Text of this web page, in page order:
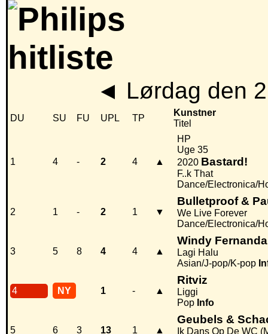
◄ Lørdag den
DU SU FU UPL TP
Kunstner
Titel
1 4 - 2 4 ▲
HP
Uge 35
2020 Bastard!
F..k That
Dance/Electronica/
2 1 - 2 1 ▼
Bulletproof &
We Live Forever
Dance/Electronica/
3 5 8 4 4 ▲
Windy Fernanda
Lagi Halu
Asian/J-pop/K-pop
4 NY 1 - ▲
Ritviz
Liggi
Pop Info
5 6 3 13 1 ▲
Geubels &
Ik Dans Op De WC